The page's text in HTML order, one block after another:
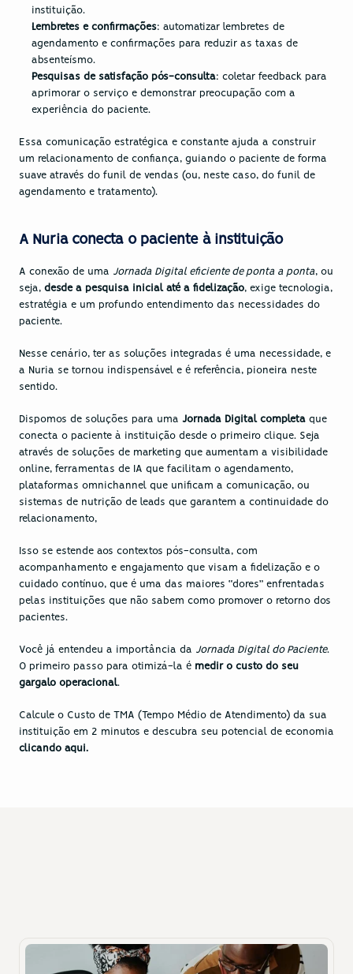
instituição.
Lembretes e confirmações: automatizar lembretes de
agendamento e confirmações para reduzir as taxas de
absenteísmo.
Pesquisas de satisfação pós-consulta: coletar feedback para
aprimorar o serviço e demonstrar preocupação com a
experiência do paciente.
Essa comunicação estratégica e constante ajuda a construir
um relacionamento de confiança, guiando o paciente de forma
suave através do funil de vendas (ou, neste caso, do funil de
agendamento e tratamento).
A Nuria conecta o paciente à instituição
A conexão de uma Jornada Digital eficiente de ponta a ponta, ou
seja, desde a pesquisa inicial até a fidelização, exige tecnologia,
estratégia e um profundo entendimento das necessidades do
paciente.
Nesse cenário, ter as soluções integradas é uma necessidade, e
a Nuria se tornou indispensável e é referência, pioneira neste
sentido.
Dispomos de soluções para uma Jornada Digital completa que
conecta o paciente à instituição desde o primeiro clique. Seja
através de soluções de marketing que aumentam a visibilidade
online, ferramentas de IA que facilitam o agendamento,
plataformas omnichannel que unificam a comunicação, ou
sistemas de nutrição de leads que garantem a continuidade do
relacionamento,
Isso se estende aos contextos pós-consulta, com
acompanhamento e engajamento que visam a fidelização e o
cuidado contínuo, que é uma das maiores “dores” enfrentadas
pelas instituições que não sabem como promover o retorno dos
pacientes.
Você já entendeu a importância da Jornada Digital do Paciente.
O primeiro passo para otimizá-la é medir o custo do seu
gargalo operacional.
Calcule o Custo de TMA (Tempo Médio de Atendimento) da sua
instituição em 2 minutos e descubra seu potencial de economia
clicando aqui.
gostar